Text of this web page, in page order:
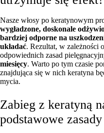
Nasze włosy po keratynowym
wygładzone, doskonale
bardziej odporne na
układać. Rezultat, w zależności
odpowiednich zasad
miesięcy. Warto po tym czasie
znajdująca się w nich keratyna
mycia.
Zabieg z keratyną
podstawowe